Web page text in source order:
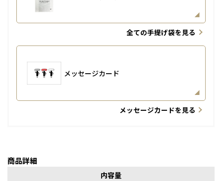
全ての手提げ袋を見る
メッセージカード
メッセージカードを見る
商品詳細
内容量